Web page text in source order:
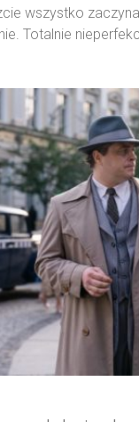
wszystko
Totalnie